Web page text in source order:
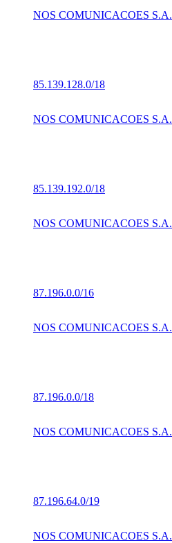
NOS COMUNICACOES S.A.
85.139.128.0/18
NOS COMUNICACOES S.A.
85.139.192.0/18
NOS COMUNICACOES S.A.
87.196.0.0/16
NOS COMUNICACOES S.A.
87.196.0.0/18
NOS COMUNICACOES S.A.
87.196.64.0/19
NOS COMUNICACOES S.A.